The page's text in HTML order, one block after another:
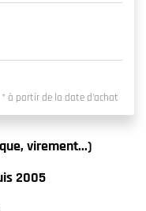
* à partir de la date d'achat
virement...)
2005